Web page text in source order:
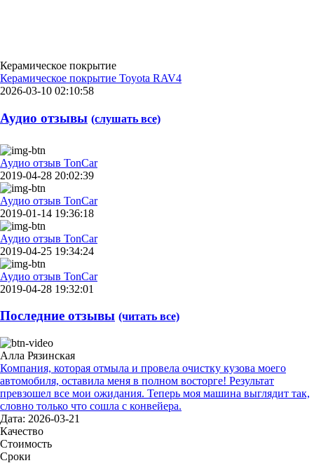
Керамическое покрытие
Керамическое покрытие Toyota RAV4
2026-03-10 02:10:58
Аудио отзывы (слушать все)
Аудио отзыв TonCar
2019-04-28 20:02:39
Аудио отзыв TonCar
2019-01-14 19:36:18
Аудио отзыв TonCar
2019-04-25 19:34:24
Аудио отзыв TonCar
2019-04-28 19:32:01
Последние отзывы (читать все)
Алла Рязинская
Компания, которая отмыла и провела очистку кузова моего
автомобиля, оставила меня в полном восторге! Результат
превзошел все мои ожидания. Теперь моя машина выглядит так,
словно только что сошла с конвейера.
Дата: 2026-03-21
Качество
Стоимость
Сроки